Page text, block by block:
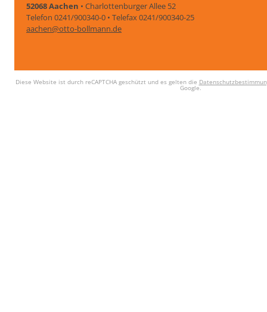
52068 Aachen • Charlottenburger Allee 52
Telefon 0241/900340-0 • Telefax 0241/900340-25
aachen@otto-bollmann.de
Diese Website ist durch reCAPTCHA geschützt und es gelten die
Google.